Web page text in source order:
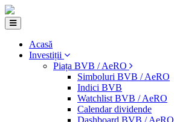
Acasă
Investiții
Piața BVB / AeRO
Simboluri BVB / AeRO
Indici BVB
Watchlist BVB / AeRO
Calendar dividende
Dashboard BVB / AeRO